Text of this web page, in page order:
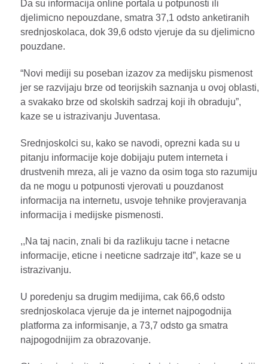
Da su informacija online portala u potpunosti ili
djelimicno nepouzdane, smatra 37,1 odsto anketiranih
srednjoskolaca, dok 39,6 odsto vjeruje da su djelimicno
pouzdane.
“Novi mediji su poseban izazov za medijsku pismenost
jer se razvijaju brze od teorijskih saznanja u ovoj oblasti,
a svakako brze od skolskih sadrzaj koji ih obraduju”,
kaze se u istrazivanju Juventasa.
Srednjoskolci su, kako se navodi, oprezni kada su u
pitanju informacije koje dobijaju putem interneta i
drustvenih mreza, ali je vazno da osim toga sto razumiju
da ne mogu u potpunosti vjerovati u pouzdanost
informacija na internetu, usvoje tehnike provjeravanja
informacija i medijske pismenosti.
,,Na taj nacin, znali bi da razlikuju tacne i netacne
informacije, eticne i neeticne sadrzaje itd”, kaze se u
istrazivanju.
U poredenju sa drugim medijima, cak 66,6 odsto
srednjoskolaca vjeruje da je internet najpogodnija
platforma za informisanje, a 73,7 odsto ga smatra
najpogodnijim za obrazovanje.